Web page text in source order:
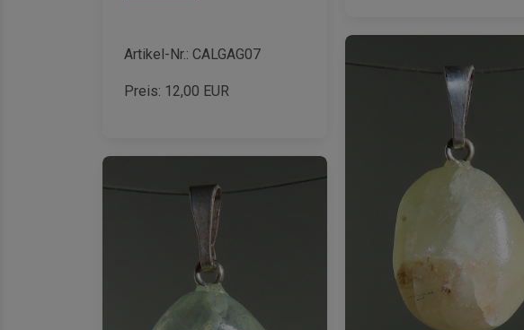
Artikel-Nr.: CALGAG07
Preis: 12,00 EUR